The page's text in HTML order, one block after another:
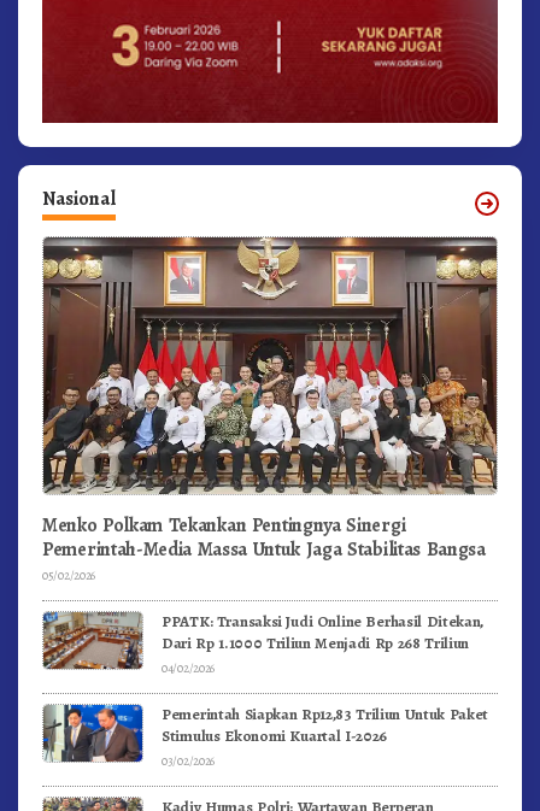
Nasional
Menko Polkam Tekankan Pentingnya Sinergi
Pemerintah-Media Massa Untuk Jaga Stabilitas Bangsa
05/02/2026
PPATK: Transaksi Judi Online Berhasil Ditekan,
Dari Rp 1.1000 Triliun Menjadi Rp 268 Triliun
04/02/2026
Pemerintah Siapkan Rp12,83 Triliun Untuk Paket
Stimulus Ekonomi Kuartal I-2026
03/02/2026